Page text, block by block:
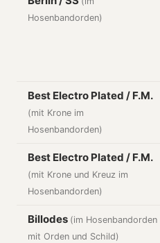
Hosenbandorden)
Best Electro Plated / F.M.
(mit Krone im
Hosenbandorden)
Best Electro Plated / F.M.
(mit Krone und Kreuz im
Hosenbandorden)
Billodes (im Hosenbandorden
mit Orden und Schild)